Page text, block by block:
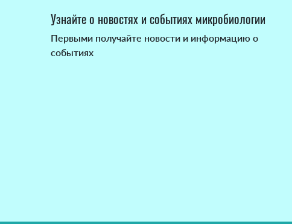
Узнайте о новостях и событиях микробиологии
Первыми получайте новости и информацию о
событиях